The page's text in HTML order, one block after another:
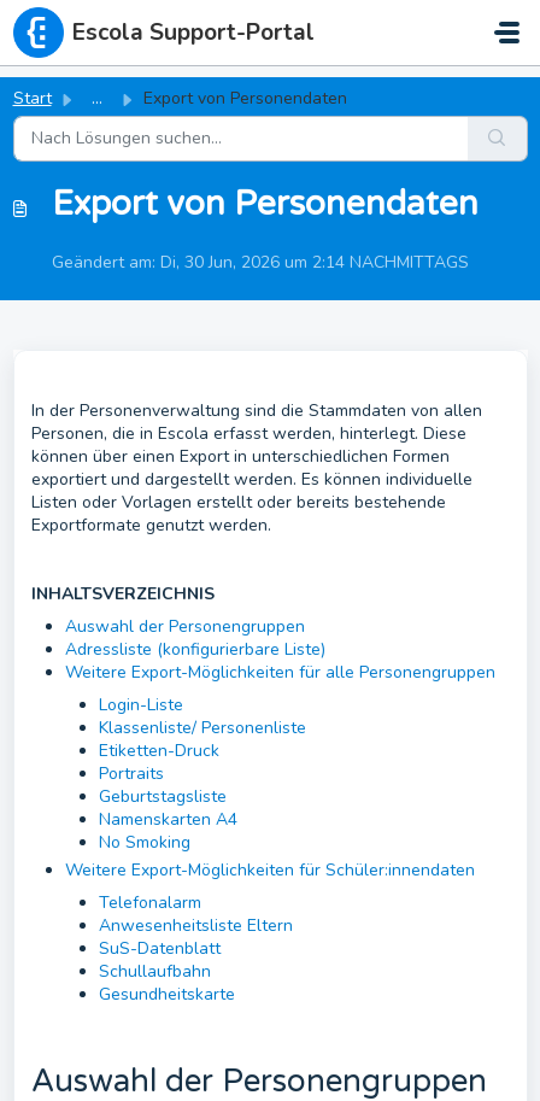
Zum hauptsächlichen Inhalt gehen
Escola Support-Portal
Start ... Export von Personendaten
Export von Personendaten
Geändert am: Di, 30 Jun, 2026 um 2:14 NACHMITTAGS
In der Personenverwaltung sind die Stammdaten von allen
Personen, die in Escola erfasst werden, hinterlegt. Diese
können über einen Export in unterschiedlichen Formen
exportiert und dargestellt werden. Es können individuelle
Listen oder Vorlagen erstellt oder bereits bestehende
Exportformate genutzt werden.
INHALTSVERZEICHNIS
Auswahl der Personengruppen
Adressliste (konfigurierbare Liste)
Weitere Export-Möglichkeiten für alle Personengruppen
Login-Liste
Klassenliste/ Personenliste
Etiketten-Druck
Portraits
Geburtstagsliste
Namenskarten A4
No Smoking
Weitere Export-Möglichkeiten für Schüler:innendaten
Telefonalarm
Anwesenheitsliste Eltern
SuS-Datenblatt
Schullaufbahn
Gesundheitskarte
Auswahl der Personengruppen